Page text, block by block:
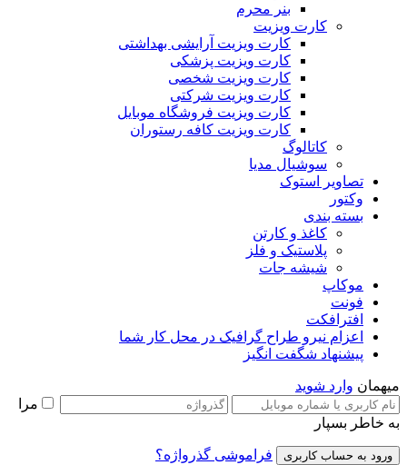
بنر محرم
کارت ویزیت
کارت ویزیت آرایشی بهداشتی
کارت ویزیت پزشکی
کارت ویزیت شخصی
کارت ویزیت شرکتی
کارت ویزیت فروشگاه موبایل
کارت ویزیت کافه رستوران
کاتالوگ
سوشیال مدیا
تصاویر استوک
وکتور
بسته بندی
کاغذ و کارتن
پلاستیک و فلز
شیشه جات
موکاپ
فونت
افترافکت
اعزام نیرو طراح گرافیک در محل کار شما
پیشنهاد شگفت انگیز
میهمان وارد شوید
مرا
به خاطر بسپار
فراموشی گذرواژه؟